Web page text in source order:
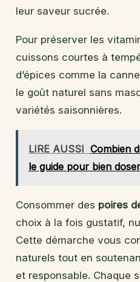
leur saveur sucrée.
Pour préserver les
cuissons courtes à
d’épices comme la
le goût naturel sans
variétés saisonnières.
LIRE AUSSI Combien
le guide pour bien doser
Consommer des poires
choix à la fois gustatif,
Cette démarche vous
naturels tout en
et responsable. Chaque